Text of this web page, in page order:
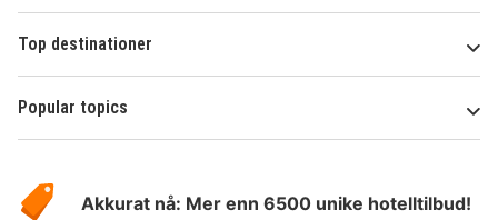
Top destinationer
Popular topics
Hotelspecials
Akkurat nå: Mer enn 6500 unike hotelltilbud!